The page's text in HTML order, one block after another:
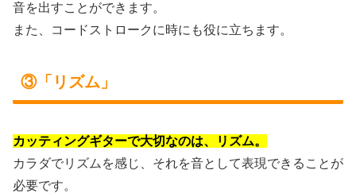
音を出すことができます。
また、コードストロークに時にも役に立ちます。
③「リズム」
カッティングギターで大切なのは、リズム。
カラダでリズムを感じ、それを音として表現できることが
必要です。